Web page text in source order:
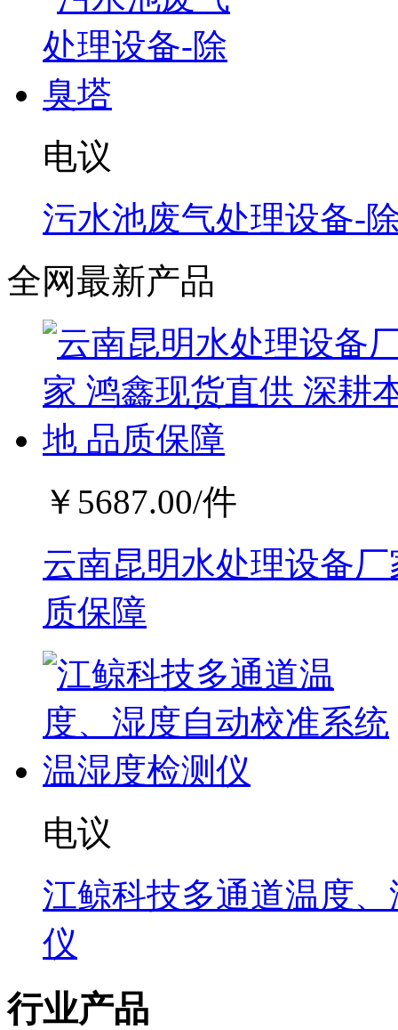
电议
污水池废气处理设备-
全网最新产品
￥ 5687.00/件
云南昆明水处理设备
质保障
电议
江鲸科技多通道温度
仪
行业产品